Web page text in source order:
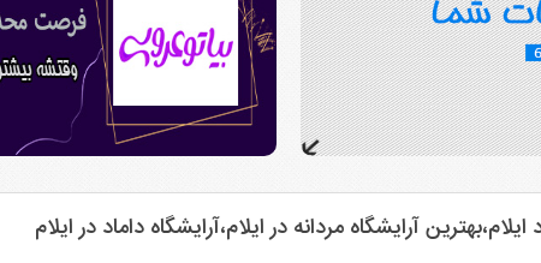
آرایشگاه مردانه در ایلام،آرایشگاه داماد در ایلام